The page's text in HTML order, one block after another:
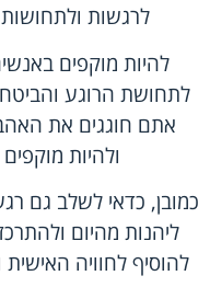
לרגשות
להיות מוקפים
לתחושת הרוגע
אתם חוגגים את
ולהיות
כמובן, כדאי לשלב גם
ליהנות מהיום
להוסיף לחוויה